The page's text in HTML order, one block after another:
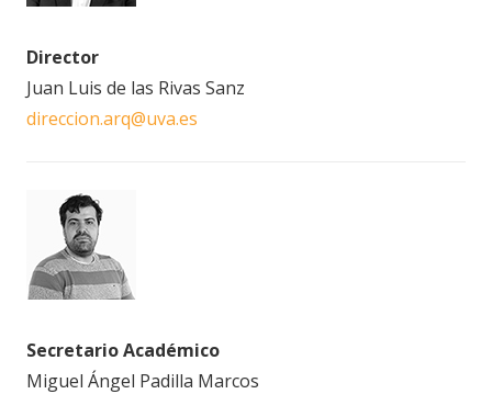
Director
Juan Luis de las Rivas Sanz
direccion.arq@uva.es
Secretario Académico
Miguel Ángel Padilla Marcos